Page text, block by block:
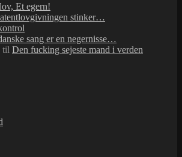
Et egern!
stinker…
sang er en negernisse…
til Den fucking sejeste mand i verden